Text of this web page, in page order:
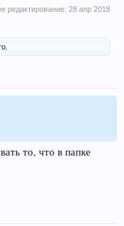
редактирование: 28 апр 2018
то, что в папке